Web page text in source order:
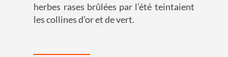
herbes rases brûlées par l’été teintaient
les collines d’or et de vert.